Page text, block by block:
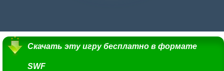
Скачать эту игру бесплатно в формате
SWF